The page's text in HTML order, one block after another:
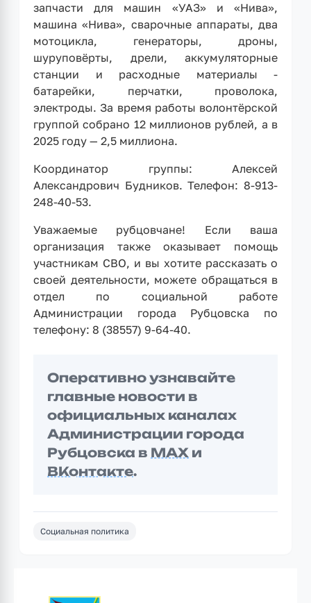
запчасти для машин «УАЗ» и «Нива»,
машина «Нива», сварочные аппараты, два
мотоцикла, генераторы, дроны,
шуруповёрты, дрели, аккумуляторные
станции и расходные материалы -
батарейки, перчатки, проволока,
электроды. За время работы волонтёрской
группой собрано 12 миллионов рублей, а в
2025 году — 2,5 миллиона.
Координатор группы: Алексей
Александрович Будников. Телефон: 8-913-
248-40-53.
Уважаемые рубцовчане! Если ваша
организация также оказывает помощь
участникам СВО, и вы хотите рассказать о
своей деятельности, можете обращаться в
отдел по социальной работе
Администрации города Рубцовска по
телефону: 8 (38557) 9-64-40.
Оперативно узнавайте
главные новости в
официальных каналах
Администрации города
Рубцовска в MAX и
ВКонтакте.
Социальная политика